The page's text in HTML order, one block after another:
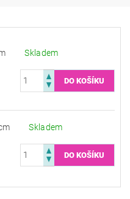
Skladem
Skladem